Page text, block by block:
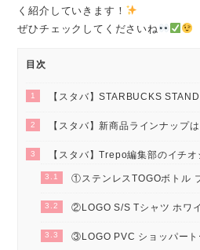
く紹介していきます！
ぜひチェックしてくださいね
目次
1 【スタバ】STARBUCKS
2 【スタバ】新商品ラインナップは
3 【スタバ】Trepo編集部のイチ
3.1 ①ステンレスTOGOボトル
3.2 ②LOGO S/S Tシャツ ホワ
3.3 ③LOGO PVC ショッパート